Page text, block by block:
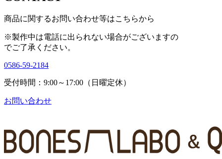
商品に関するお問い合わせ等はこちらから
※製作中は電話に出られない場合がございますの
でご了承ください。
0586-59-2184
受付時間：9:00～17:00（日曜定休）
お問い合わせ